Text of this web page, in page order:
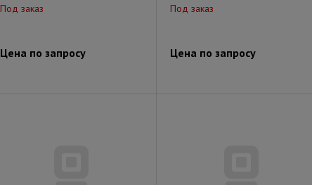
Под заказ
Цена по запросу
Под заказ
Цена по запросу